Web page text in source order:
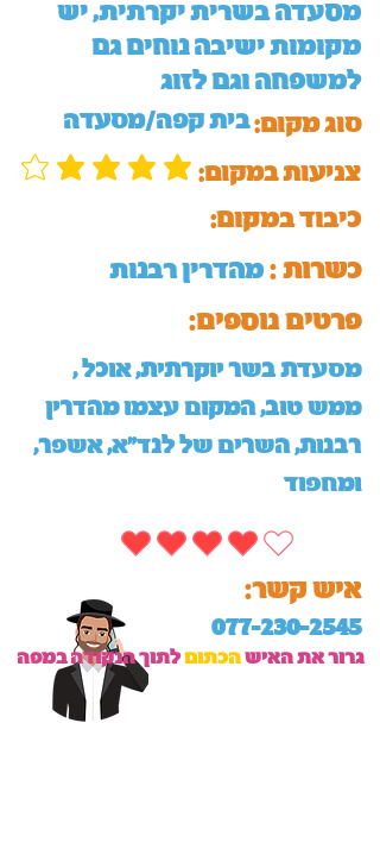
מסעדה בשרית יקרתית, יש
מקומות ישיבה נוחים גם
למשפחה וגם לזוג
סוג מקום:בית קפה/מסעדה
:צניעות במקום
כיבוד במקום:
מהדרין רבנות כשרות :
:פרטים נוספים
, מסעדת בשר יוקרתית, אוכל
ממש טוב, המקום עצמו מהדרין
רבנות, השרים של לנד"א, אשפר,
ומחפוד
077-230-2545
:איש קשר
גרור את האישהכתוםלתוך הנקודה במפה